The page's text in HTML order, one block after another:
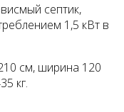
септик,
1,5 кВт в
см, ширина 120
кг.